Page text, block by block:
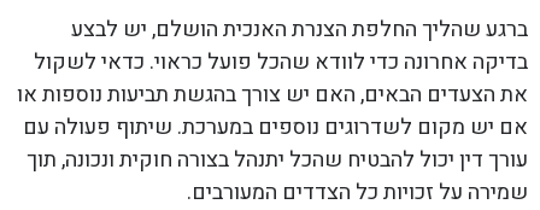
ברגע שהליך החלפת הצנרת האנכית הושלם, יש לבצע
בדיקה אחרונה כדי לוודא שהכל פועל כראוי. כדאי לשקול
את הצעדים הבאים, האם יש צורך בהגשת תביעות נוספות או
אם יש מקום לשדרוגים נוספים במערכת. שיתוף פעולה עם
עורך דין יכול להבטיח שהכל יתנהל בצורה חוקית ונכונה, תוך
שמירה על זכויות כל הצדדים המעורבים.